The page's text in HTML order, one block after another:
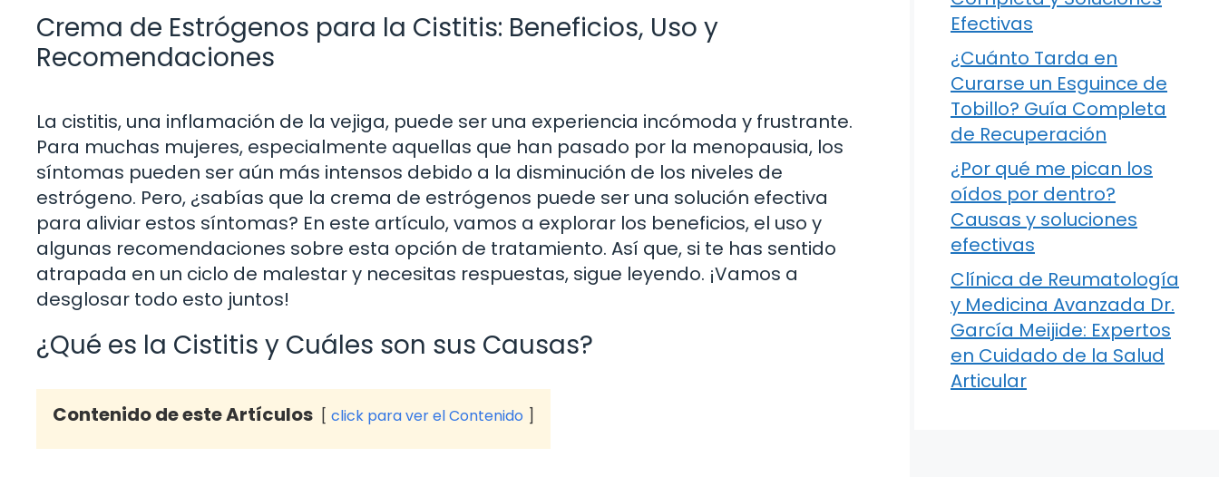
Crema de Estrógenos para la Cistitis: Beneficios, Uso y
Recomendaciones
La cistitis, una inflamación de la vejiga, puede ser una experiencia incómoda y frustrante.
Para muchas mujeres, especialmente aquellas que han pasado por la menopausia, los
síntomas pueden ser aún más intensos debido a la disminución de los niveles de
estrógeno. Pero, ¿sabías que la crema de estrógenos puede ser una solución efectiva
para aliviar estos síntomas? En este artículo, vamos a explorar los beneficios, el uso y
algunas recomendaciones sobre esta opción de tratamiento. Así que, si te has sentido
atrapada en un ciclo de malestar y necesitas respuestas, sigue leyendo. ¡Vamos a
desglosar todo esto juntos!
¿Qué es la Cistitis y Cuáles son sus Causas?
Contenido de este Artículos click para ver el Contenido
Efectivas
¿Cuánto Tarda en
Curarse un Esguince de
Tobillo? Guía Completa
de Recuperación
¿Por qué me pican los
oídos por dentro?
Causas y soluciones
efectivas
Clínica de Reumatología
y Medicina Avanzada Dr.
García Meijide: Expertos
en Cuidado de la Salud
Articular